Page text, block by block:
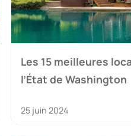
Les 15 meilleures
l’État de Washington
25 juin 2024